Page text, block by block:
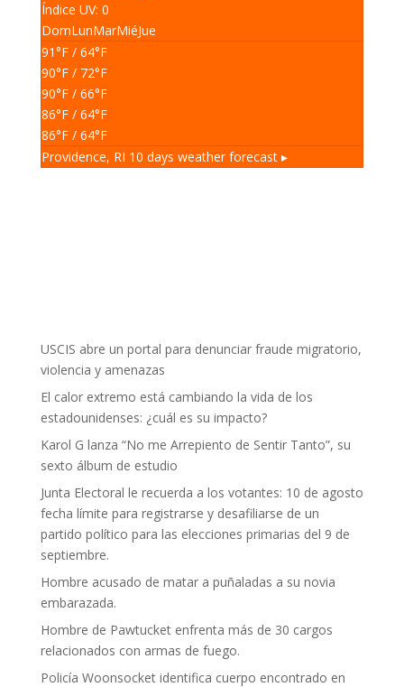
Índice UV: 0
DomLunMarMiéJue
91°F/ 64°F
90°F/ 72°F
90°F/ 66°F
86°F/ 64°F
86°F/ 64°F
Providence, RI 10 days weather forecast ▸
USCIS abre un portal para denunciar fraude migratorio,
violencia y amenazas
El calor extremo está cambiando la vida de los
estadounidenses: ¿cuál es su impacto?
Karol G lanza “No me Arrepiento de Sentir Tanto”, su
sexto álbum de estudio
Junta Electoral le recuerda a los votantes: 10 de agosto
fecha límite para registrarse y desafiliarse de un
partido político para las elecciones primarias del 9 de
septiembre.
Hombre acusado de matar a puñaladas a su novia
embarazada.
Hombre de Pawtucket enfrenta más de 30 cargos
relacionados con armas de fuego.
Policía Woonsocket identifica cuerpo encontrado en